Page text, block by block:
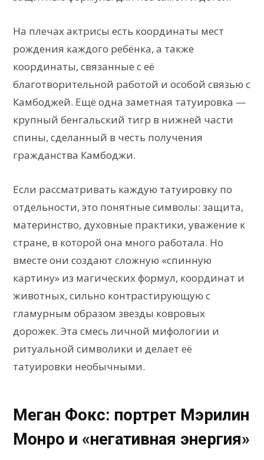
На плечах актрисы есть координаты мест
рождения каждого ребёнка, а также
координаты, связанные с её
благотворительной работой и особой связью с
Камбоджей. Ещё одна заметная татуировка —
крупный бенгальский тигр в нижней части
спины, сделанный в честь получения
гражданства Камбоджи.
Если рассматривать каждую татуировку по
отдельности, это понятные символы: защита,
материнство, духовные практики, уважение к
стране, в которой она много работала. Но
вместе они создают сложную «спинную
картину» из магических формул, координат и
животных, сильно контрастирующую с
гламурным образом звезды ковровых
дорожек. Эта смесь личной мифологии и
ритуальной символики и делает её
татуировки необычными.
Меган Фокс: портрет Мэрилин
Монро и «негативная энергия»